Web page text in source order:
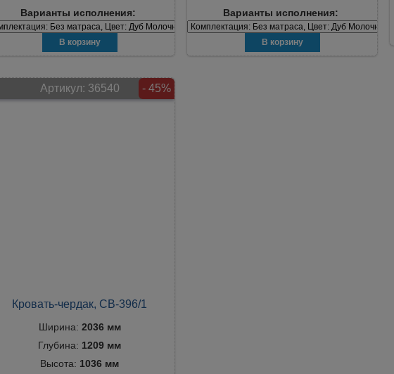
Варианты исполнения: Варианты исполнения:
Артикул: 36540 - 45%
Кровать-чердак, СВ-396/1
Ширина: 2036 мм
Глубина: 1209 мм
Высота: 1036 мм